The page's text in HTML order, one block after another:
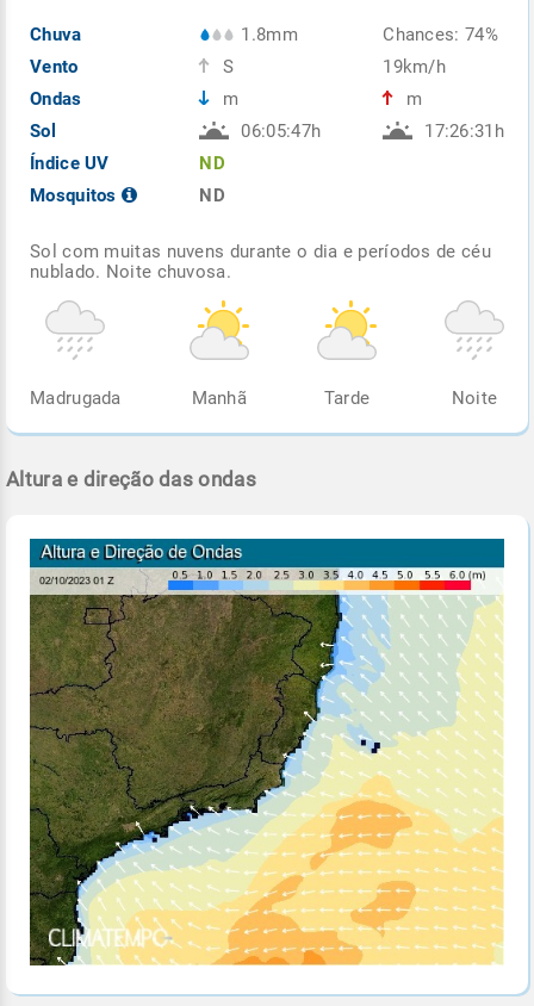
Chuva
Vento
Ondas
Sol
Índice UV
Mosquitos
1.8mm
S
m
06:05:47h
ND
ND
Chances: 74%
19km/h
m
17:26:31h
Sol com muitas nuvens durante o dia e períodos de céu
nublado. Noite chuvosa.
Madrugada Manhã Tarde Noite
Altura e direção das ondas